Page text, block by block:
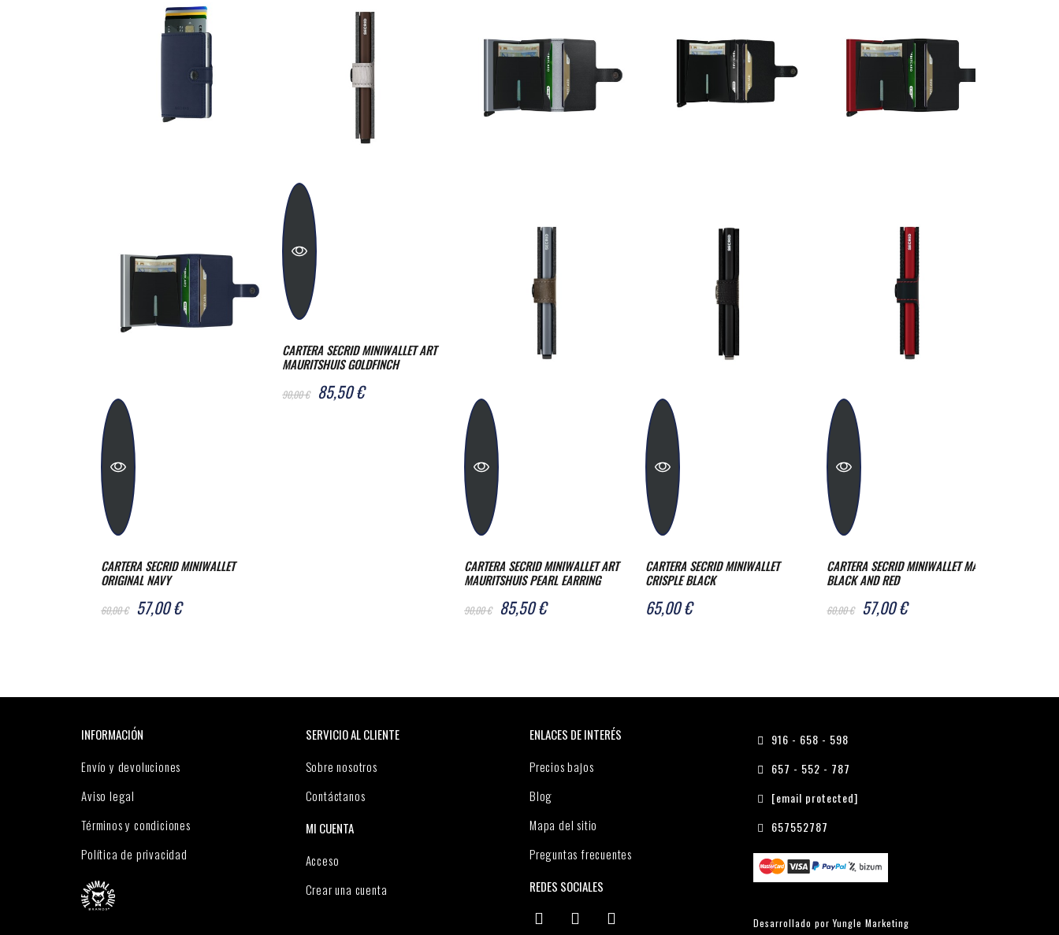
CARTERA SECRID MINIWALLET
ORIGINAL NAVY
60,00 € 57,00 €
CARTERA SECRID MINIWALLET ART
MAURITSHUIS GOLDFINCH
90,00 € 85,50 €
CARTERA SECRID MINIWALLET ART
MAURITSHUIS PEARL EARRING
90,00 € 85,50 €
CARTERA SECRID MINIWALLET
CRISPLE BLACK
65,00 €
CARTERA SECRID MINIWALLET MATTE
BLACK AND RED
60,00 € 57,00 €
INFORMACIÓN
Envío y devoluciones
Aviso legal
Términos y condiciones
Política de privacidad
SERVICIO AL CLIENTE
Sobre nosotros
Contáctanos
MI CUENTA
Acceso
Crear una cuenta
ENLACES DE INTERÉS
Precios bajos
Blog
Mapa del sitio
Preguntas frecuentes
REDES SOCIALES
916 - 658 - 598
657 - 552 - 787
[email protected]
657552787
Desarrollado porYungle Marketing